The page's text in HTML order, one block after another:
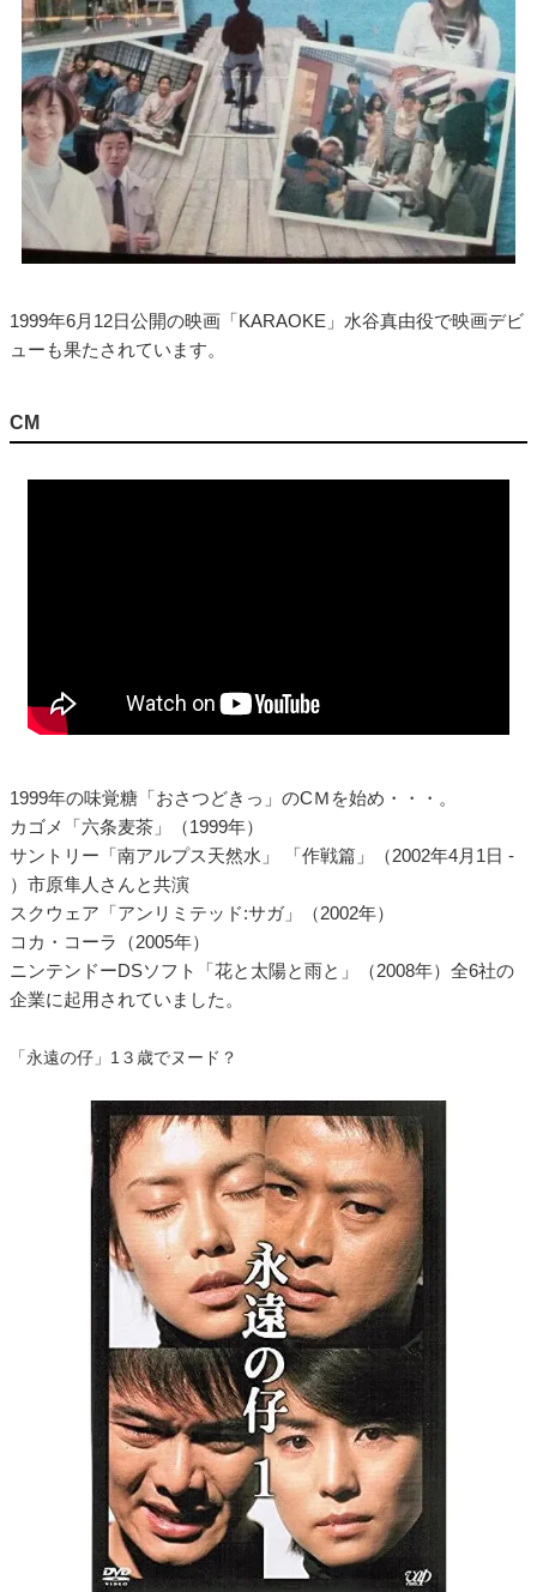
1999年6月12日公開の映画「KARAOKE」水谷真由役で映画デビ
ューも果たされています。
CM
1999年の味覚糖「おさつどきっ」のCＭを始め・・・。
カゴメ「六条麦茶」（1999年）
サントリー「南アルプス天然水」 「作戦篇」（2002年4月1日 -
）市原隼人さんと共演
スクウェア「アンリミテッド:サガ」（2002年）
コカ・コーラ（2005年）
ニンテンドーDSソフト「花と太陽と雨と」（2008年）全6社の
企業に起用されていました。
「永遠の仔」 1３歳でヌード？